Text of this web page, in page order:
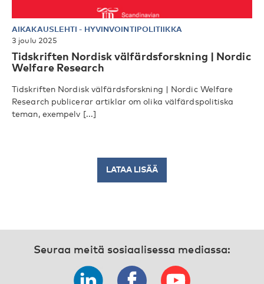
AIKAKAUSLEHTI- HYVINVOINTIPOLITIIKKA
3 joulu 2025
Tidskriften Nordisk välfärdsforskning | Nordic
Welfare Research
Tidskriften Nordisk välfärdsforskning | Nordic Welfare
Research publicerar artiklar om olika välfärdspolitiska
teman, exempelv [...]
LATAA LISÄÄ
Seuraa meitä sosiaalisessa mediassa: